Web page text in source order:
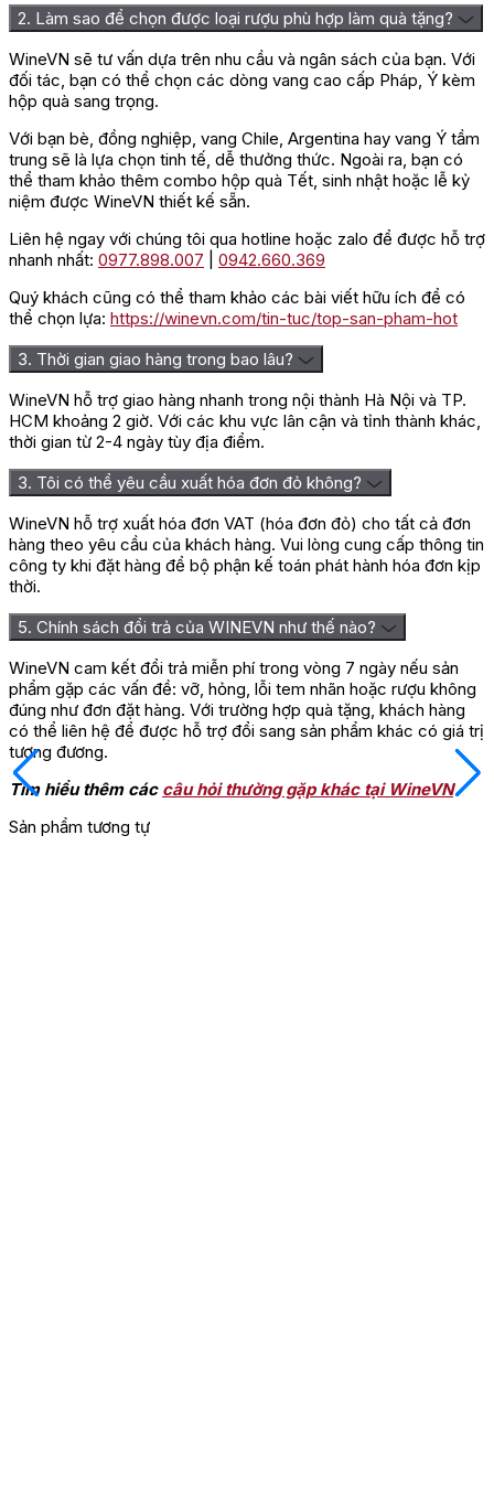
2. Làm sao để chọn được loại rượu phù hợp làm quà tặng?
WineVN sẽ tư vấn dựa trên nhu cầu và ngân sách của bạn. Với
đối tác, bạn có thể chọn các dòng vang cao cấp Pháp, Ý kèm
hộp quà sang trọng.
Với bạn bè, đồng nghiệp, vang Chile, Argentina hay vang Ý tầm
trung sẽ là lựa chọn tinh tế, dễ thưởng thức. Ngoài ra, bạn có
thể tham khảo thêm combo hộp quà Tết, sinh nhật hoặc lễ kỷ
niệm được WineVN thiết kế sẵn.
Liên hệ ngay với chúng tôi qua hotline hoặc zalo để được hỗ trợ
nhanh nhất: 0977.898.007
0942.660.369
Quý khách cũng có thể tham khảo các bài viết hữu ích để có
thể chọn lựa: https://winevn.com/tin-tuc/top-san-pham-hot
3. Thời gian giao hàng trong bao lâu?
WineVN hỗ trợ giao hàng nhanh trong nội thành Hà Nội và TP.
HCM khoảng 2 giờ. Với các khu vực lân cận và tỉnh thành khác,
thời gian từ 2-4 ngày tùy địa điểm.
3. Tôi có thể yêu cầu xuất hóa đơn đỏ không?
WineVN hỗ trợ xuất hóa đơn VAT (hóa đơn đỏ) cho tất cả đơn
hàng theo yêu cầu của khách hàng. Vui lòng cung cấp thông tin
công ty khi đặt hàng để bộ phận kế toán phát hành hóa đơn kịp
thời.
5. Chính sách đổi trả của WINEVN như thế nào?
WineVN cam kết đổi trả miễn phí trong vòng 7 ngày nếu sản
phẩm gặp các vấn đề: vỡ, hỏng, lỗi tem nhãn hoặc rượu không
đúng như đơn đặt hàng. Với trường hợp quà tặng, khách hàng
có thể liên hệ để được hỗ trợ đổi sang sản phẩm khác có giá trị
tương đương.
Tìm hiểu thêm các câu hỏi thường gặp khác tại WineVN
Sản phẩm tương tự